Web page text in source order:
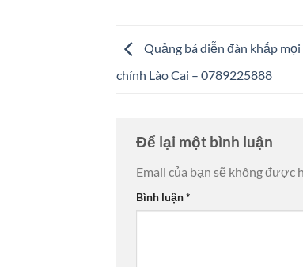
Quảng bá diễn đàn khắp
chính Lào Cai – 0789225888
Để lại một bình luận
Email của bạn sẽ không được
Bình luận*